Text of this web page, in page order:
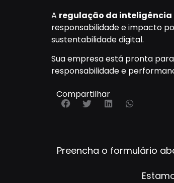
A regulação da
responsabilidade e impacto
sustentabilidade digital.
Sua empresa está pronta
responsabilidade e
Compartilhar
Preencha o formulário